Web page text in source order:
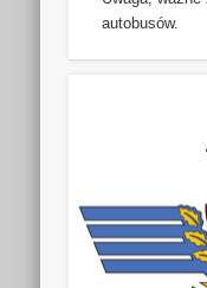
autobusów.